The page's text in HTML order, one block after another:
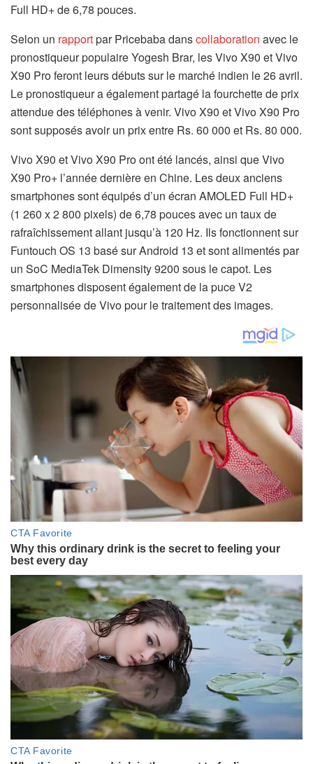
Full HD+ de 6,78 pouces.
Selon un rapportpar Pricebaba danscollaboration avec le
pronostiqueur populaire Yogesh Brar, les Vivo X90 et Vivo
X90 Pro feront leurs débuts sur le marché indien le 26 avril.
Le pronostiqueur a également partagé la fourchette de prix
attendue des téléphones à venir. Vivo X90 et Vivo X90 Pro
sont supposés avoir un prix entre Rs. 60 000 et Rs. 80 000.
Vivo X90 et Vivo X90 Pro ont été lancés, ainsi que Vivo
X90 Pro+ l’année dernière en Chine. Les deux anciens
smartphones sont équipés d’un écran AMOLED Full HD+
(1 260 x 2 800 pixels) de 6,78 pouces avec un taux de
rafraîchissement allant jusqu’à 120 Hz. Ils fonctionnent sur
Funtouch OS 13 basé sur Android 13 et sont alimentés par
un SoC MediaTek Dimensity 9200 sous le capot. Les
smartphones disposent également de la puce V2
personnalisée de Vivo pour le traitement des images.